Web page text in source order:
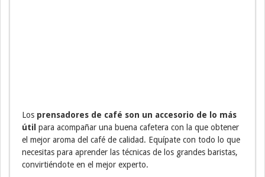
Los prensadores de café son un accesorio de lo más
útil para acompañar una buena cafetera con la que obtener
el mejor aroma del café de calidad. Equípate con todo lo que
necesitas para aprender las técnicas de los grandes baristas,
convirtiéndote en el mejor experto.